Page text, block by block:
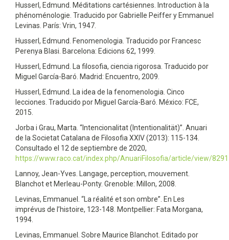
Husserl, Edmund. Méditations cartésiennes. Introduction à la
phénoménologie. Traducido por Gabrielle Peiffer y Emmanuel
Levinas. París: Vrin, 1947.
Husserl, Edmund. Fenomenologia. Traducido por Francesc
Perenya Blasi. Barcelona: Edicions 62, 1999.
Husserl, Edmund. La filosofia, ciencia rigorosa. Traducido por
Miguel García-Baró. Madrid: Encuentro, 2009.
Husserl, Edmund. La idea de la fenomenologia. Cinco
lecciones. Traducido por Miguel García-Baró. México: FCE,
2015.
Jorba i Grau, Marta. “Intencionalitat (Intentionalität)”. Anuari
de la Societat Catalana de Filosofia XXIV (2013): 115-134.
Consultado el 12 de septiembre de 2020,
https://www.raco.cat/index.php/AnuariFilosofia/article/view/
Lannoy, Jean-Yves. Langage, perception, mouvement.
Blanchot et Merleau-Ponty. Grenoble: Millon, 2008.
Levinas, Emmanuel. “La réalité et son ombre”. En Les
imprévus de l’histoire, 123-148. Montpellier: Fata Morgana,
1994.
Levinas, Emmanuel. Sobre Maurice Blanchot. Editado por